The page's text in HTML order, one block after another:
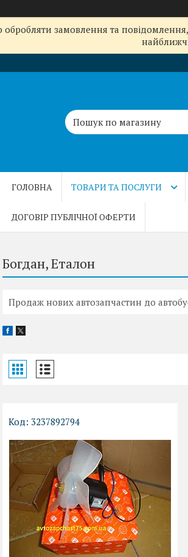
замовлення та
ГОЛОВНА ТОВАРИ ТА ПОСЛУГИ
ДОГОВІР ПУБЛІЧНОЇ ОФЕРТИ
Богдан, Еталон
Продаж нових автозапчастин до
3237892794